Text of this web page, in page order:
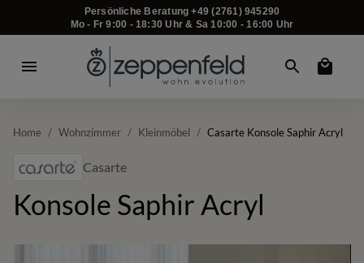
Persönliche Beratung +49 (2761) 945290
Mo - Fr 9:00 - 18:30 Uhr & Sa 10:00 - 16:00 Uhr
Home / Wohnzimmer / Kleinmöbel / Casarte Konsole Saphir Acryl
Casarte
Konsole Saphir Acryl